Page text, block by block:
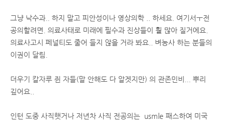
그냥 낙수과.. 하지 말고 피안성이나 영상의학 .. 하세요. 여기서ㅜ전
공의할려면. 의료사태로 미래에 필수과 진상들이 훨 많아 질거에요.
의료사고시 페널티도 줄어 들지 않을 거라 봐요.. 벼농사 하는 분들의
이권이 달림.
더우기 칼자루 쥔 자들(말 안해도 다 알겟지만) 의 관존민비... 뿌리
깊어요..
인턴 도중 사직햇거나 저년차 사직 전공의는 usmle 패스하여 미국